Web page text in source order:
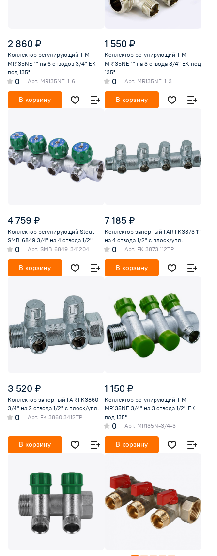
2 860 ₽
Коллектор регулирующий TiM
MR135NE 1" на 6 отводов 3/4" ЕК
под 135°
0 Арт. MR135NE-1-6
В корзину
1 550 ₽
Коллектор регулирующий TiM
MR135NE 1" на 3 отвода 3/4" ЕК под
135°
0 Арт. MR135NE-1-3
В корзину
4 759 ₽
Коллектор регулирующий Stout
SMB-6849 3/4" на 4 отвода 1/2"
0 Арт. SMB-6849-341204
В корзину
7 185 ₽
Коллектор запорный FAR FK3873 1"
на 4 отвода 1/2" с плоск/упл.
0 Арт. FK 3873 112TP
В корзину
3 520 ₽
Коллектор запорный FAR FK3860
3/4" на 2 отвода 1/2" с плоск/упл.
0 Арт. FK 3860 3412TP
В корзину
1 150 ₽
Коллектор регулирующий TiM
MR135NE 3/4" на 3 отвода 1/2" ЕК
под 135°
0 Арт. MR135N-3/4-3
В корзину